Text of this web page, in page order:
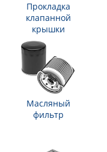
Прокладка
клапанной
крышки
Масляный
фильтр